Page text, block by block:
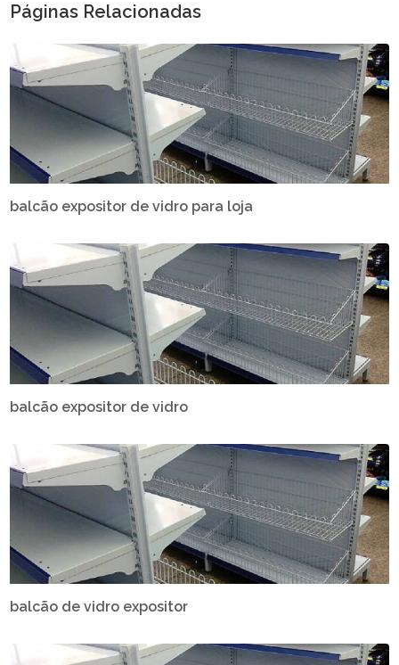
Páginas Relacionadas
balcão expositor de vidro para loja
balcão expositor de vidro
balcão de vidro expositor